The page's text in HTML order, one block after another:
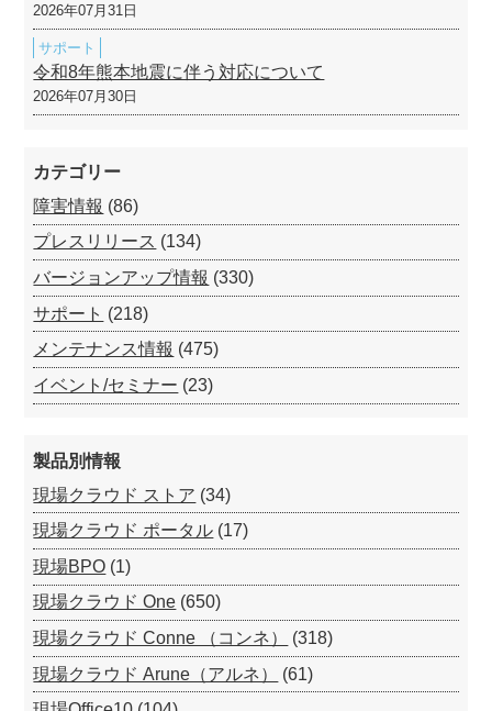
2026年07月31日
サポート
令和8年熊本地震に伴う対応について
2026年07月30日
カテゴリー
障害情報 (86)
プレスリリース (134)
バージョンアップ情報 (330)
サポート (218)
メンテナンス情報 (475)
イベント/セミナー (23)
製品別情報
現場クラウド ストア (34)
現場クラウド ポータル (17)
現場BPO (1)
現場クラウド One (650)
現場クラウド Conne （コンネ）
(318)
現場クラウド Arune（アルネ）
(61)